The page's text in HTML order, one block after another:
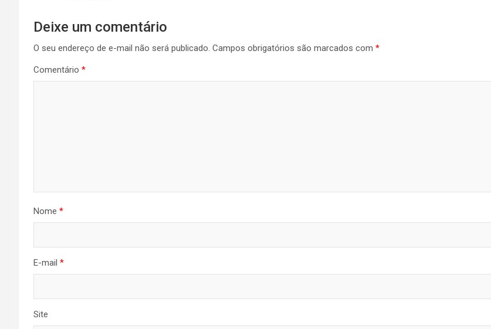
Deixe um comentário
O seu endereço de e-mail não será publicado. Campos obrigatórios são marcados com *
Comentário *
Nome *
E-mail *
Site